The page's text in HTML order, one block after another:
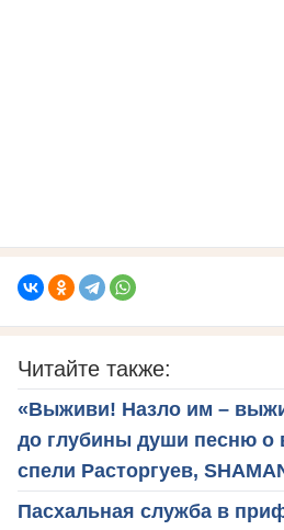
Читайте также:
«Выживи! Назло им –
до глубины души песню о
спели Расторгуев,
Пасхальная служба в